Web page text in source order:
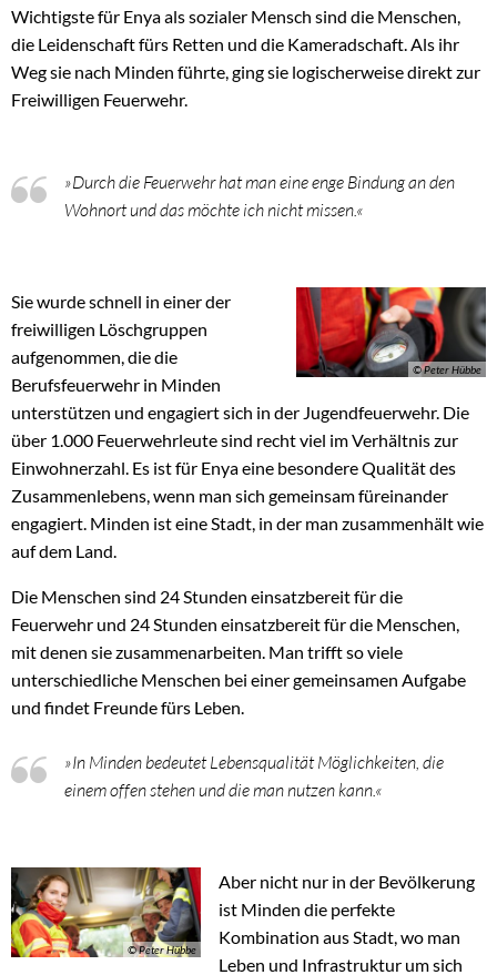
Wichtigste für Enya als sozialer Mensch sind die Menschen,
die Leidenschaft fürs Retten und die Kameradschaft. Als ihr
Weg sie nach Minden führte, ging sie logischerweise direkt zur
Freiwilligen Feuerwehr.
»Durch die Feuerwehr hat man eine enge Bindung an den
Wohnort und das möchte ich nicht missen.«
© Peter Hübbe
Sie wurde schnell in einer der
freiwilligen Löschgruppen
aufgenommen, die die
Berufsfeuerwehr in Minden
unterstützen und engagiert sich in der Jugendfeuerwehr. Die
über 1.000 Feuerwehrleute sind recht viel im Verhältnis zur
Einwohnerzahl. Es ist für Enya eine besondere Qualität des
Zusammenlebens, wenn man sich gemeinsam füreinander
engagiert. Minden ist eine Stadt, in der man zusammenhält wie
auf dem Land.
Die Menschen sind 24 Stunden einsatzbereit für die
Feuerwehr und 24 Stunden einsatzbereit für die Menschen,
mit denen sie zusammenarbeiten. Man trifft so viele
unterschiedliche Menschen bei einer gemeinsamen Aufgabe
und findet Freunde fürs Leben.
»In Minden bedeutet Lebensqualität Möglichkeiten, die
einem offen stehen und die man nutzen kann.«
© Peter Hübbe
Aber nicht nur in der Bevölkerung
ist Minden die perfekte
Kombination aus Stadt, wo man
Leben und Infrastruktur um sich